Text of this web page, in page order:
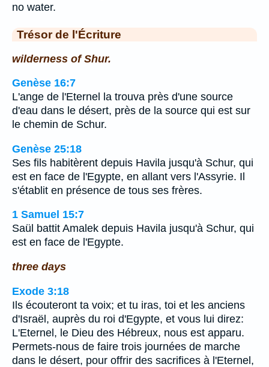
no water.
Trésor de l'Écriture
wilderness of Shur.
Genèse 16:7
L'ange de l'Eternel la trouva près d'une source
d'eau dans le désert, près de la source qui est sur
le chemin de Schur.
Genèse 25:18
Ses fils habitèrent depuis Havila jusqu'à Schur, qui
est en face de l'Egypte, en allant vers l'Assyrie. Il
s'établit en présence de tous ses frères.
1 Samuel 15:7
Saül battit Amalek depuis Havila jusqu'à Schur, qui
est en face de l'Egypte.
three days
Exode 3:18
Ils écouteront ta voix; et tu iras, toi et les anciens
d'Israël, auprès du roi d'Egypte, et vous lui direz:
L'Eternel, le Dieu des Hébreux, nous est apparu.
Permets-nous de faire trois journées de marche
dans le désert, pour offrir des sacrifices à l'Eternel,